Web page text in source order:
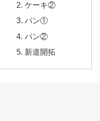
ケーキ②
パン①
パン②
新道開拓